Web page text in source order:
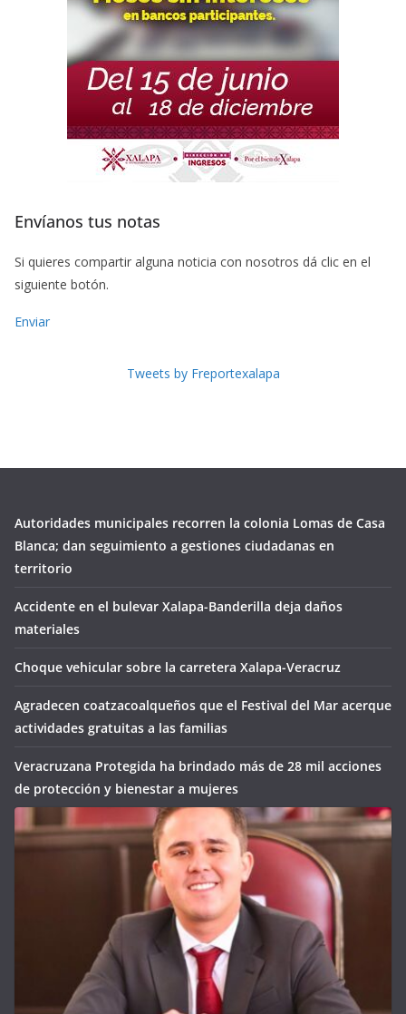
Envíanos tus notas
Si quieres compartir alguna noticia con nosotros dá clic en el
siguiente botón.
Enviar
Tweets by Freportexalapa
Autoridades municipales recorren la colonia Lomas de Casa
Blanca; dan seguimiento a gestiones ciudadanas en
territorio
Accidente en el bulevar Xalapa-Banderilla deja daños
materiales
Choque vehicular sobre la carretera Xalapa-Veracruz
Agradecen coatzacoalqueños que el Festival del Mar acerque
actividades gratuitas a las familias
Veracruzana Protegida ha brindado más de 28 mil acciones
de protección y bienestar a mujeres